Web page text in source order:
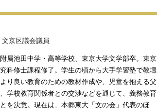
京区議会議員
属池田中学・高等学校、東京大学文学部卒。東京
科修士課程修了。学生の頃から大手学習塾で教壇
り良い教育のための教材作成や、児童を抱える父
学校教育関係者との交渉などを通じて、義務教育
を決意。現在は、本郷東大「文の会」代表のほ